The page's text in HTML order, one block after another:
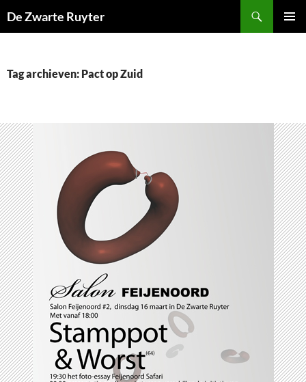
naar
De Zwarte Ruyter
Tag archieven: Pact op Zuid